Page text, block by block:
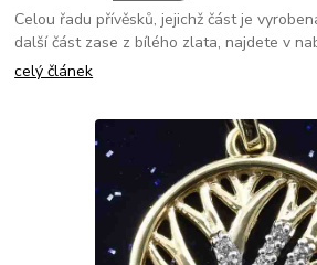
Celou řadu přívěsků, jejichž část je
další část zase z bílého zlata, najdete v
celý článek